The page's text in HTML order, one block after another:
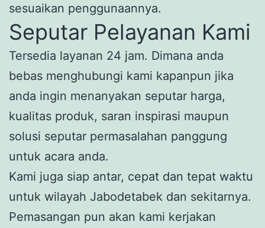
sesuaikan penggunaannya.
Seputar Pelayanan Kami
Tersedia layanan 24 jam. Dimana anda
bebas menghubungi kami kapanpun jika
anda ingin menanyakan seputar harga,
kualitas produk, saran inspirasi maupun
solusi seputar permasalahan panggung
untuk acara anda.
Kami juga siap antar, cepat dan tepat waktu
untuk wilayah Jabodetabek dan sekitarnya.
Pemasangan pun akan kami kerjakan